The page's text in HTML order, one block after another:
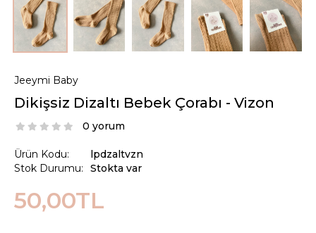
Jeeymi Baby
Dikişsiz Dizaltı Bebek Çorabı - Vizon
0 yorum
Ürün Kodu:
Stok Durumu:
lpdzaltvzn
Stokta var
50,00TL